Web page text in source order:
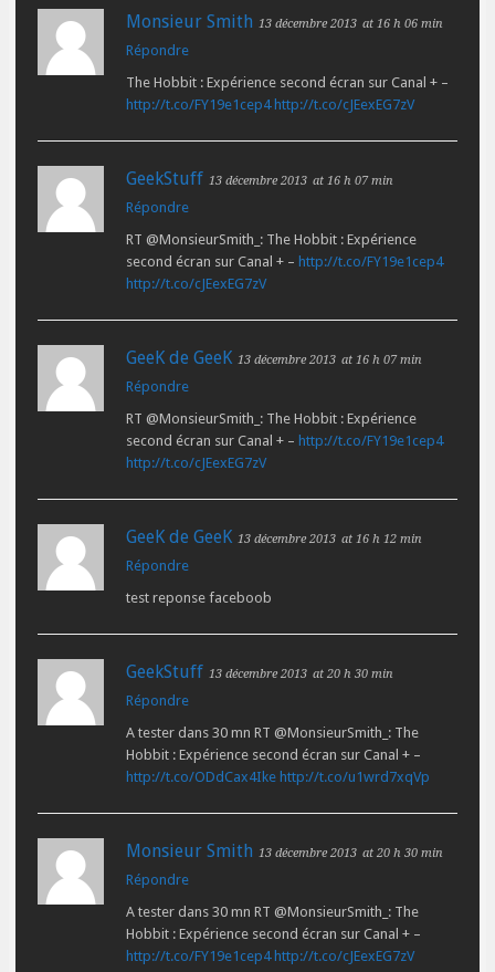
Monsieur Smith 13 décembre 2013 at 16 h 06 min
Répondre
The Hobbit : Expérience second écran sur Canal + –
http://t.co/FY19e1cep4 http://t.co/cJEexEG7zV
GeekStuff 13 décembre 2013 at 16 h 07 min
Répondre
RT @MonsieurSmith_: The Hobbit : Expérience
second écran sur Canal + – http://t.co/FY19e1cep4
http://t.co/cJEexEG7zV
GeeK de GeeK 13 décembre 2013 at 16 h 07 min
Répondre
RT @MonsieurSmith_: The Hobbit : Expérience
second écran sur Canal + – http://t.co/FY19e1cep4
http://t.co/cJEexEG7zV
GeeK de GeeK 13 décembre 2013 at 16 h 12 min
Répondre
test reponse faceboob
GeekStuff 13 décembre 2013 at 20 h 30 min
Répondre
A tester dans 30 mn RT @MonsieurSmith_: The
Hobbit : Expérience second écran sur Canal + –
http://t.co/ODdCax4Ike http://t.co/u1wrd7xqVp
Monsieur Smith 13 décembre 2013 at 20 h 30 min
Répondre
A tester dans 30 mn RT @MonsieurSmith_: The
Hobbit : Expérience second écran sur Canal + –
http://t.co/FY19e1cep4 http://t.co/cJEexEG7zV